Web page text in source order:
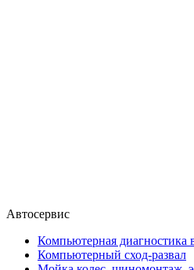
Автосервис
Компьютерная диагностика
Компьютерный сход-развал